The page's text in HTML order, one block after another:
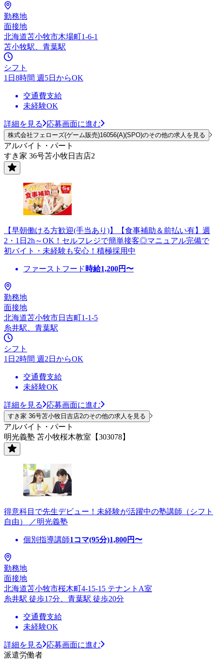
勤務地
面接地
北海道苫小牧市木場町1-6-1
苫小牧駅、青葉駅
シフト
1日8時間 週5日からOK
交通費支給
未経験OK
詳細を見る 応募画面に進む
株式会社フェローズ(ゲーム販売)16056(A)(SPO)のその他の求人を見る
アルバイト・パート
すき家 36号苫小牧日吉店2
【早朝働ける方歓迎(手当あり)】【食事補助＆前払い有】週
2・1日2h～OK！セルフレジで簡単接客◎マニュアル完備で
初バイト・未経験も安心！積極採用中
ファーストフード 時給1,200円〜
勤務地
面接地
北海道苫小牧市日吉町1-1-5
糸井駅、青葉駅
シフト
1日2時間 週2日からOK
交通費支給
未経験OK
詳細を見る 応募画面に進む
すき家 36号苫小牧日吉店2のその他の求人を見る
アルバイト・パート
明光義塾 苫小牧桜木教室【303078】
得意科目で先生デビュー！未経験が活躍中の塾講師（シフト
自由） ／明光義塾
個別指導講師1コマ(95分)1,800円〜
勤務地
面接地
北海道苫小牧市桜木町4-15-15 テナントA室
糸井駅 徒歩17分、青葉駅 徒歩20分
交通費支給
未経験OK
詳細を見る
応募画面に進む
派遣労働者